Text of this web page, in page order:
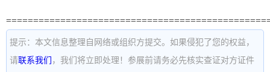
提示：本文信息整理自网络或组织方提交。如果侵犯了您的权益，
请联系我们 ，我们将立即处理！参展前请务必先核实查证对方证件